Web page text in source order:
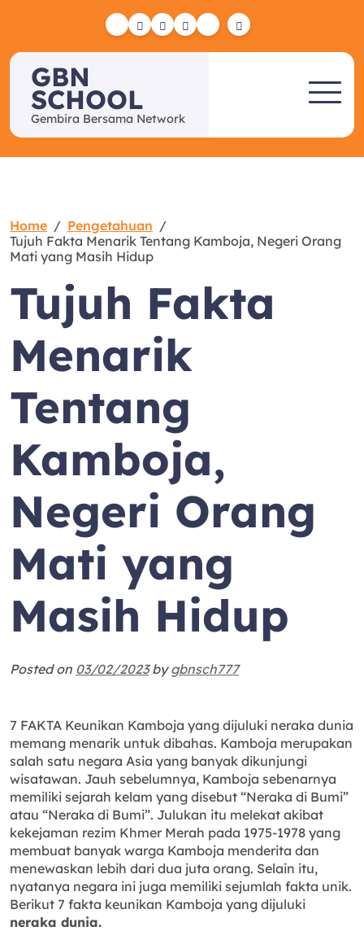
YelpFacebook
TwitterInstagram
Email
GBN
SCHOOL
Gembira Bersama Network
Home
Pengetahuan
Tujuh Fakta Menarik Tentang Kamboja, Negeri Orang
Mati yang Masih Hidup
Tujuh Fakta
Menarik
Tentang
Kamboja,
Negeri Orang
Mati yang
Masih Hidup
Posted on 03/02/2023bygbnsch777
7 FAKTA Keunikan Kamboja yang dijuluki neraka dunia
memang menarik untuk dibahas. Kamboja merupakan
salah satu negara Asia yang banyak dikunjungi
wisatawan. Jauh sebelumnya, Kamboja sebenarnya
memiliki sejarah kelam yang disebut “Neraka di Bumi”
atau “Neraka di Bumi”. Julukan itu melekat akibat
kekejaman rezim Khmer Merah pada 1975-1978 yang
membuat banyak warga Kamboja menderita dan
menewaskan lebih dari dua juta orang. Selain itu,
nyatanya negara ini juga memiliki sejumlah fakta unik.
Berikut 7 fakta keunikan Kamboja yang dijuluki
neraka dunia.